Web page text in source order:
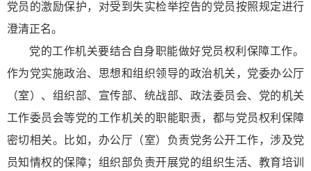
党员的激励保护，对受到失实检举控告的党员按照规定进行
澄清正名。
党的工作机关要结合自身职能做好党员权利保障工作。
作为党实施政治、思想和组织领导的政治机关，党委办公厅
（室）、组织部、宣传部、统战部、政法委员会、党的机关
工作委员会等党的工作机关的职能职责，都与党员权利保障
密切相关。比如，办公厅（室）负责党务公开工作，涉及党
员知情权的保障；组织部负责开展党的组织生活、教育培训